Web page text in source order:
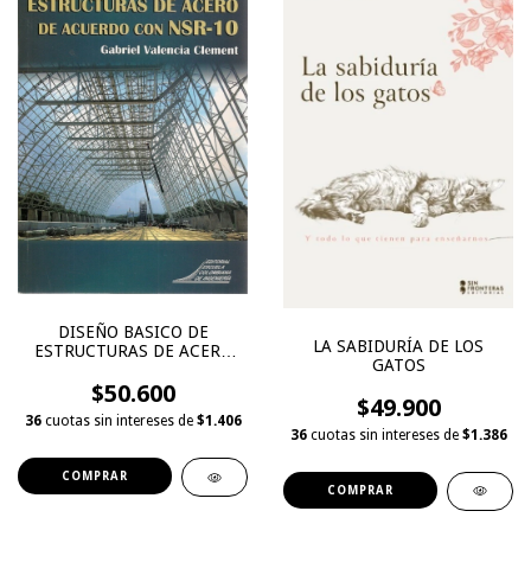
DISEÑO BASICO DE
ESTRUCTURAS DE ACERO
$50.600
36 cuotas sin intereses de $1.406
LA SABIDURÍA DE LOS
GATOS
$49.900
36 cuotas sin intereses de $1.386